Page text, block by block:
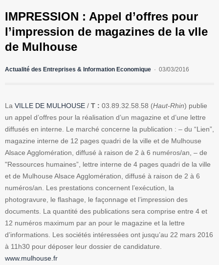
IMPRESSION : Appel d’offres pour
l’impression de magazines de la vlle
de Mulhouse
Actualité des Entreprises & Information Economique 03/03/2016
La VILLE DE MULHOUSE / T : 03.89.32.58.58 (Haut-Rhin) publie
un appel d’offres pour la réalisation d’un magazine et d’une lettre
diffusés en interne. Le marché concerne la publication : – du “Lien”,
magazine interne de 12 pages quadri de la ville et de Mulhouse
Alsace Agglomération, diffusé à raison de 2 à 6 numéros/an, – de
"Ressources humaines”, lettre interne de 4 pages quadri de la ville
et de Mulhouse Alsace Agglomération, diffusé à raison de 2 à 6
numéros/an. Les prestations concernent l’exécution, la
photogravure, le flashage, le façonnage et l’impression des
documents. La quantité des publications sera comprise entre 4 et
12 numéros maximum par an pour le magazine et la lettre
d’informations. Les sociétés intéressées ont jusqu’au 22 mars 2016
à 11h30 pour déposer leur dossier de candidature.
www.mulhouse.fr